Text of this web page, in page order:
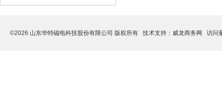
©2026 山东华特磁电科技股份有限公司 版权所有 技术支持： 威龙商务网 访问